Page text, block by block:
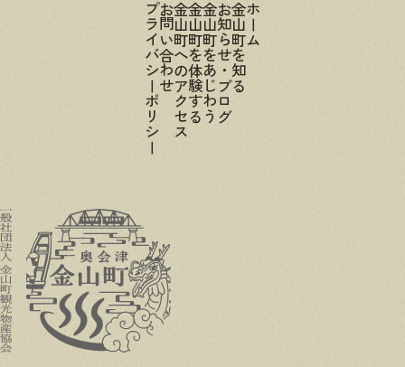
ホーム
金山町を知る
お知らせ・ブログ
金山町をあじわう
金山町を体験する
金山町へのアクセス
お問い合わせ
プライバシーポリシー